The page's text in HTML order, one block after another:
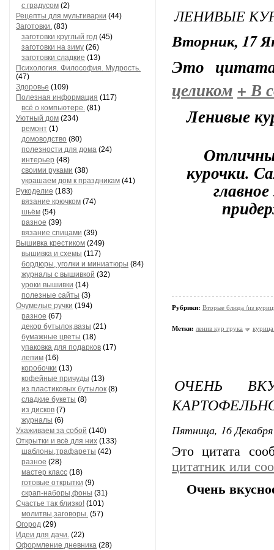
с градусом (2)
Рецепты для мультиварки (44)
Заготовки. (83)
заготовки круглый год (45)
заготовки на зиму (26)
заготовки сладкие (13)
Психология. Философия. Мудрость.
(47)
Здоровье (109)
Полезная информация (117)
всё о компьютере. (81)
Уютный дом (234)
ремонт (1)
домоводство (80)
полезности для дома (24)
интерьер (48)
своими руками (38)
украшаем дом к праздникам (41)
Рукоделие (183)
вязание крючком (74)
шьём (54)
разное (39)
вязание спицами (39)
Вышивка крестиком (249)
вышивка и схемы (117)
бордюры, уголки и миниатюры (84)
журналы с вышивкой (32)
уроки вышивки (14)
полезные сайты (3)
Очумелые ручки (194)
разное (67)
декор бутылок,вазы (21)
бумажные цветы (18)
упаковка для подарков (17)
лепим (16)
коробочки (13)
кофейные причуды (13)
из пластиковых бутылок (8)
сладкие букеты (8)
из дисков (7)
журналы (6)
Ухаживаем за собой (140)
Открытки и всё для них (133)
шаблоны,трафареты (42)
разное (28)
мастер класс (18)
готовые открытки (9)
скрап-наборы,фоны (31)
Счастье так близко! (101)
молитвы,заговоры. (57)
Огород (29)
Идеи для дачи. (22)
Оформление дневника (28)
ЛЕНИВЫЕ
Вторник, 17
Это
целиком +В
Ленивые
курочки.
Рубрики: Вторые блюда /из
Метки: ленив кур грука
ОЧЕНЬ
Пятница, 16
Это цитата
цитатник или
Очень